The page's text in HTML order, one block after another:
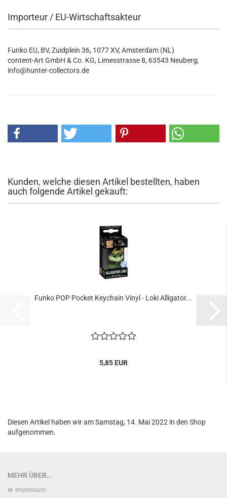
Importeur / EU-Wirtschaftsakteur
Funko EU, BV, Zuidplein 36, 1077 XV, Amsterdam (NL)
content-Art GmbH & Co. KG, Limesstrasse 8, 63543 Neuberg;
info@hunter-collectors.de
Kunden, welche diesen Artikel bestellten, haben
auch folgende Artikel gekauft:
Funko POP Po­cket Key­chain Vinyl - Loki Al­li­ga­tor...
5,85 EUR
Diesen Artikel haben wir am Samstag, 14. Mai 2022 in den Shop
aufgenommen.
MEHR ÜBER...
Impressum